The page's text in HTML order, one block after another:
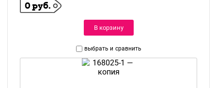
0 руб.
В корзину
выбрать и сравнить